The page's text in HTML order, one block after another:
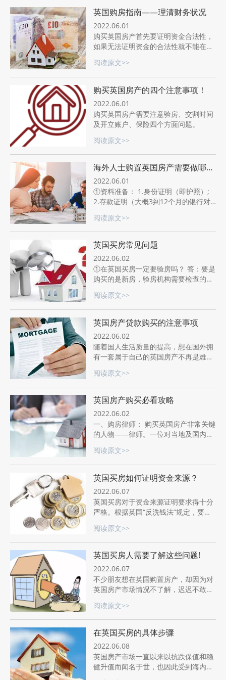
英国购房指南——理清财务状况
2022.06.01
购买英国房产首先要证明资金合法性，
如果无法证明资金的合法性就不能在英
所以可能会涉及很多违规行为，如欺诈
和偷税漏税等等。
阅读原文>>
购买英国房产的四个注意事项！
2022.06.01
购买英国房产需要注意验房、交割时间
及开立账户、保险四个方面问题。
阅读原文>>
海外人士购置英国房产需要做哪些
准备？
2022.06.01
①资料准备： 1.身份证明（即护照）;
2.存款证明（大概3到12个月的银行对
阅读原文>>
英国买房常见问题
2022.06.02
①在英国买房一定要验房吗？ 答：要是
购买的是新房，验房机构需要检查的项
分有没有开裂、门把手是不是灵活等基
础问题。房子内的设备都是全新，一般
来说不会太大问题。
阅读原文>>
英国房产贷款购买的注意事项
2022.06.02
随着国人生活质量的提高，想在国外拥
有一套属于自己的英国房产不再是难
些什么呢？
阅读原文>>
英国房产购买必看攻略
2022.06.02
一、购房律师： 购买英国房产非常关键
的人物——律师。一位对当地及国内法
异常繁琐。
阅读原文>>
英国买房如何证明资金来源？
2022.06.07
英国买房对于资金来源证明要求得十分
严格。根据英国“反洗钱法”规定，要是
来源证明，以此来证明购房资金是合法
所得。
阅读原文>>
英国买房人需要了解这些问题!
2022.06.07
不少朋友想在英国购置房产，却因为对
英国房产市场情况不了解，迟迟不敢下
相关问题有所了解，下面和尚选一起来
了解英国房产具体情况！
阅读原文>>
在英国买房的具体步骤
2022.06.08
英国房产市场一直以来以抗跌保值和稳
健升值而闻名于世，也因此受到海内外